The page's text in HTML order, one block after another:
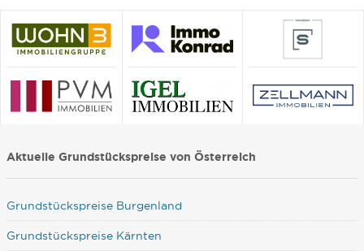
Aktuelle Grundstückspreise von Österreich
Grundstückspreise Burgenland
Grundstückspreise Kärnten